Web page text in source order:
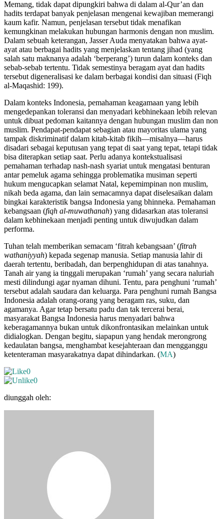
Memang, tidak dapat dipungkiri bahwa di dalam al-Qur’an dan
hadits terdapat banyak penjelasan mengenai kewajiban memerangi
kaum kafir. Namun, penjelasan tersebut tidak menafikan
kemungkinan melakukan hubungan harmonis dengan non muslim.
Dalam sebuah keterangan, Jasser Auda menyatakan bahwa ayat-
ayat atau berbagai hadits yang menjelaskan tentang jihad (yang
salah satu maknanya adalah ‘berperang’) turun dalam konteks dan
sebab-sebab tertentu. Tidak semestinya beragam ayat dan hadits
tersebut digeneralisasi ke dalam berbagai kondisi dan situasi (Fiqh
al-Maqashid: 199).
Dalam konteks Indonesia, pemahaman keagamaan yang lebih
mengedepankan toleransi dan menyadari kebhinekaan lebih relevan
untuk dibuat pedoman kaitannya dengan hubungan muslim dan non
muslim. Pendapat-pendapat sebagian atau mayoritas ulama yang
tampak diskriminatif dalam kitab-kitab fikih—misalnya—harus
disadari sebagai keputusan yang tepat di saat yang tepat, tetapi tidak
bisa diterapkan setiap saat. Perlu adanya kontekstualisasi
pemahaman terhadap nash-nash syariat untuk mengatasi benturan
antar pemeluk agama sehingga problematika musiman seperti
hukum mengucapkan selamat Natal, kepemimpinan non muslim,
nikah beda agama, dan lain semacamnya dapat diselesaikan dalam
bingkai karakteristik bangsa Indonesia yang bhinneka. Pemahaman
kebangsaan (fiqh al-muwathanah) yang didasarkan atas toleransi
dalam kebhinekaan menjadi penting untuk diwujudkan dalam
performa.
Tuhan telah memberikan semacam ‘fitrah kebangsaan’ (fitrah
wathaniyyah) kepada segenap manusia. Setiap manusia lahir di
daerah tertentu, beribadah, dan berpenghidupan di atas tanahnya.
Tanah air yang ia tinggali merupakan ‘rumah’ yang secara naluriah
mesti dilindungi agar nyaman dihuni. Tentu, para penghuni ‘rumah’
tersebut adalah saudara dan keluarga. Para penghuni rumah Bangsa
Indonesia adalah orang-orang yang beragam ras, suku, dan
agamanya. Agar tetap bersatu padu dan tak tercerai berai,
masyarakat Bangsa Indonesia harus menyadari bahwa
keberagamannya bukan untuk dikonfrontasikan melainkan untuk
didialogkan. Dengan begitu, siapapun yang hendak merongrong
kedaulatan bangsa, menghambat kesejahteraan dan mengganggu
ketenteraman masyarakatnya dapat dihindarkan. (MA)
0
0
diunggah oleh: